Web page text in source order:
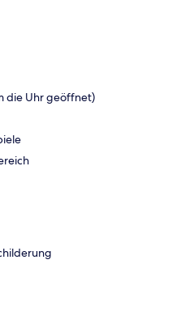
die Uhr geöffnet)